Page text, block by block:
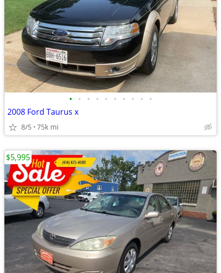
• • • • • • • • • •
2008 Ford Taurus x
8/5 75k mi
$5,995